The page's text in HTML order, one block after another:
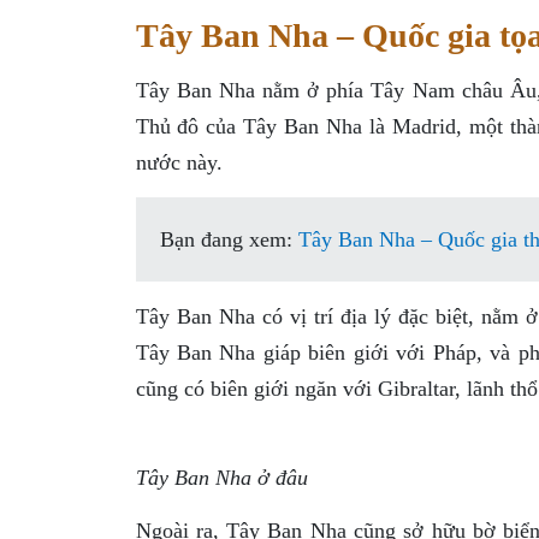
Tây Ban Nha – Quốc gia
Tây Ban Nha nằm ở phía Tây Nam châu
Thủ đô của Tây Ban Nha là Madrid, một
nước này.
Bạn đang xem: Tây Ban Nha – Quốc gia
Tây Ban Nha có vị trí địa lý đặc biệt, nằm
Tây Ban Nha giáp biên giới với Pháp, và
cũng có biên giới ngăn với Gibraltar, lãnh
Tây Ban Nha ở đâu
Ngoài ra, Tây Ban Nha cũng sở hữu bờ